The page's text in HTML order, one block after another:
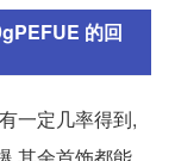
的回
一定几率得到,